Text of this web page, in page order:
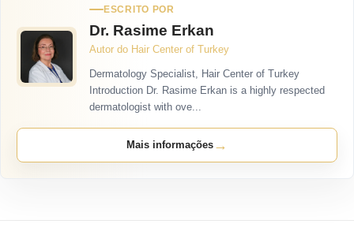
ESCRITO POR
Dr. Rasime Erkan
Autor do Hair Center of Turkey
Dermatology Specialist, Hair Center of Turkey
Introduction Dr. Rasime Erkan is a highly respected
dermatologist with ove...
Mais informações →